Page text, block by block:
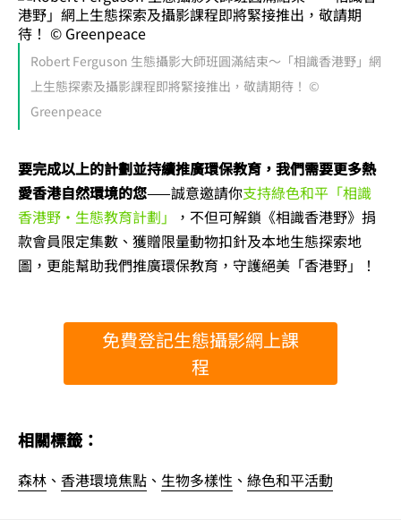
Robert Ferguson 生態攝影大師班圓滿結束～「相識香港野」網
上生態探索及攝影課程即將緊接推出，敬請期待！ ©
Greenpeace
要完成以上的計劃並持續推廣環保教育，我們需要更多熱
愛香港自然環境的您——誠意邀請你支持綠色和平「相識
香港野・生態教育計劃」
，不但可解鎖《相識香港野》捐
款會員限定集數、獲贈限量動物扣針及本地生態探索地
圖，更能幫助我們推廣環保教育，守護絕美「香港野」！
免費登記生態攝影網上課
程
相關標籤：
森林 、 香港環境焦點 、 生物多樣性 、 綠色和平活動